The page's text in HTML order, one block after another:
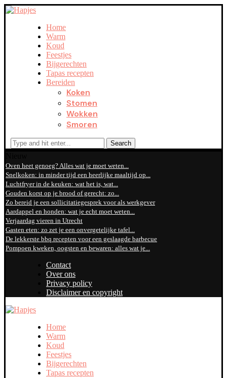
Home
Warm
Koud
Feestjes
Bijgerechten
Tapas recepten
Bereiden
Koken
Stomen
Wokken
Smoren
Search
Oven heet genoeg? Alles wat je moet weten...
Snelkoken: in minder tijd een heerlijke maaltijd op...
Luchtfryer in de keuken: wat het is, wat...
Gouden korst op je brood of gerecht: zo...
Zo bereid je een sollicitatiegesprek voor als werkgever
Aardappel en honden: wat je echt moet weten...
Verjaardag vieren in Utrecht
Gasten eten: zo zet je een onvergetelijke tafel...
De lekkerste bbq recepten voor een geslaagde barbecue
Pompoen kweken, oogsten en bewaren: alles wat je...
Contact
Over ons
Privacy policy
Disclaimer en copyright
Home
Warm
Koud
Feestjes
Bijgerechten
Tapas recepten